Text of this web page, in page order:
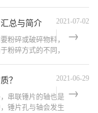
总与简介 2021-07-02
粉碎或破碎物料，
粉碎方式的不同，
？ 2021-06-29
串联锤片的轴也是
锤片孔与轴会发生